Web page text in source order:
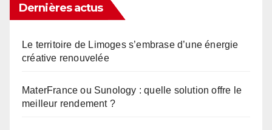
Dernières actus
Le territoire de Limoges s’embrase d’une énergie
créative renouvelée
MaterFrance ou Sunology : quelle solution offre le
meilleur rendement ?